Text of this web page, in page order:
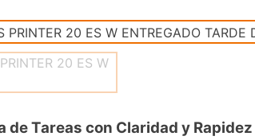
Tareas con Claridad y Rapidez